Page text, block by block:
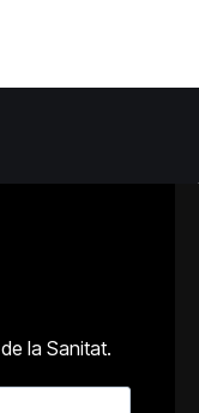
la Sanitat.